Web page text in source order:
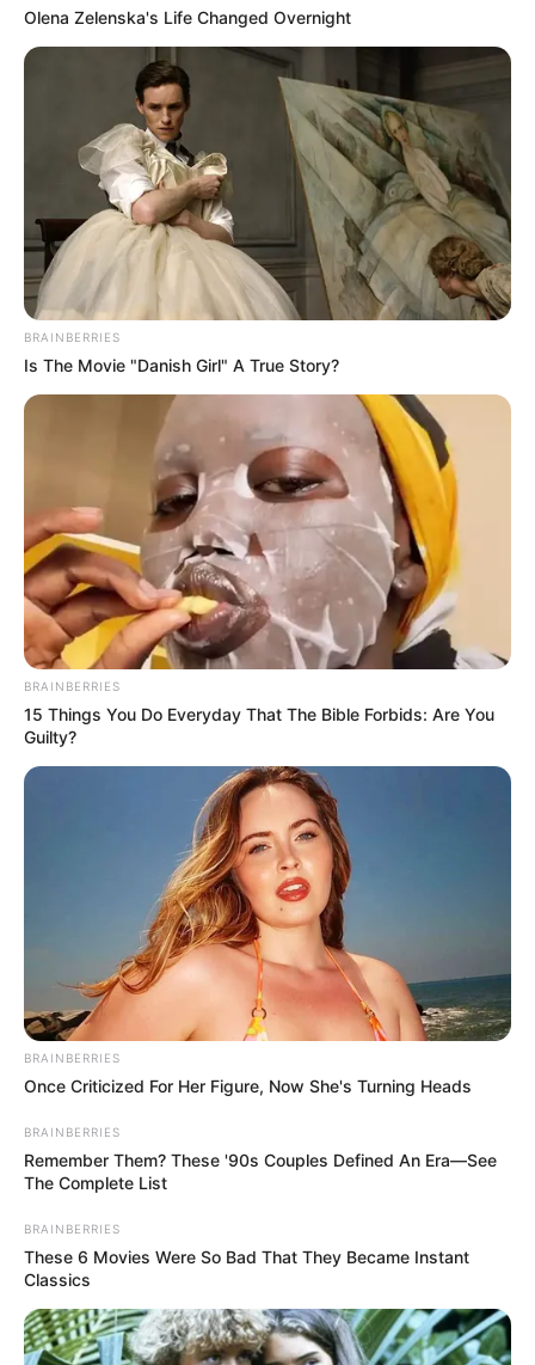
Пов’язаний запис
«Батько був би живий»: на
Закарпатті злочинець,
чекаючи 7 років на вирок,
побив до смерті пенсіонера
СЕР 4, 2026
ГАРЯЧI НАМ ПИШУТЬ ПОДІЇ
інформацію про якого
обіцяли $10 тисяч, помітили
в Ужгороді
СЕР 3, 2026
ГАРЯЧI КУЛЬТУРА ПОДІЇ
Olena Zelenska's Life Changed Overnight
BRAINBERRIES
Is The Movie "Danish Girl" A True Story?
BRAINBERRIES
15 Things You Do Everyday That The Bible Forbids: Are You
Guilty?
BRAINBERRIES
Once Criticized For Her Figure, Now She's Turning Heads
BRAINBERRIES
Remember Them? These '90s Couples Defined An Era—See
The Complete List
BRAINBERRIES
These 6 Movies Were So Bad That They Became Instant
Classics